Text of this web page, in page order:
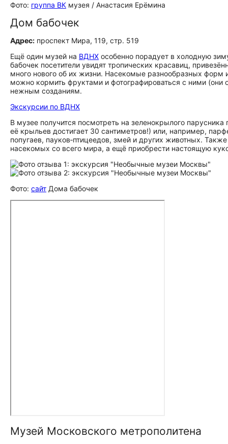
Фото: группа ВК музея / Анастасия Ерёмина
Дом бабочек
Адрес: проспект Мира, 119, стр. 519
Ещё один музей на ВДНХ особенно порадует в холодную
бабочек посетители увидят тропических красавиц,
много нового об их жизни. Насекомые разнообразных
можно кормить фруктами и фотографироваться с ними
нежным созданиям.
Экскурсии по ВДНХ
В музее получится посмотреть на зеленокрылого
её крыльев достигает 30 сантиметров!) или, например,
попугаев, пауков‑птицеедов, змей и других животных.
насекомых со всего мира, а ещё приобрести настоящую
Фото: сайт Дома бабочек
Музей Московского метрополитена